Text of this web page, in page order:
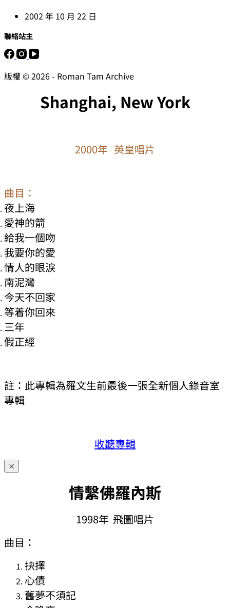
2002 年 10 月 22 日
聯絡站主
版權 © 2026 - Roman Tam Archive
Shanghai, New York
2000年 英皇唱片
曲目：
夜上海
愛神的箭
給我一個吻
我要你的愛
情人的眼淚
南泥灣
今天不回家
等着你回來
三年
假正經
註：此專輯為羅文生前最後一張全新個人錄音室
專輯
收聽專輯
×
情繫佛羅內斯
1998年 飛圖唱片
曲目：
抉擇
心債
舊夢不須記